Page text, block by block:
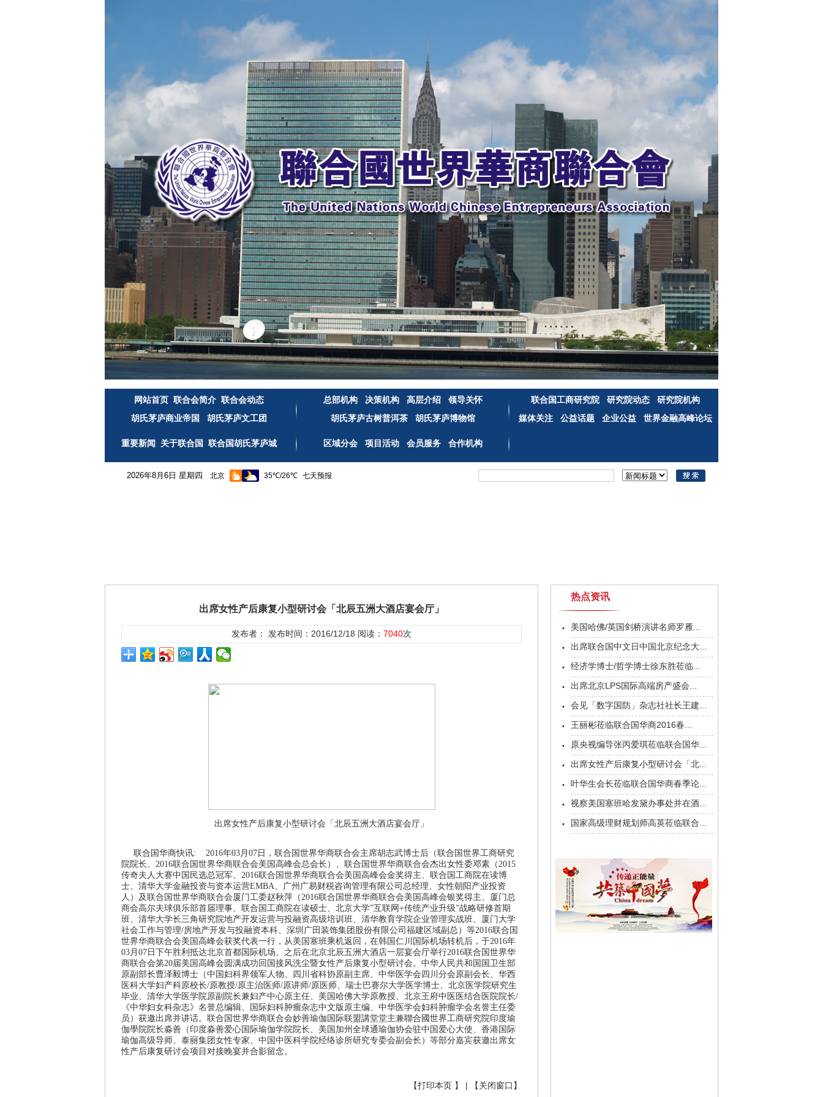
网站首页 联合会简介 联合会动态 总部机构 决策机构 高层介绍 领导关怀 联合国工商研究院 研究院动态
研究院机构
胡氏茅庐商业帝国
胡氏茅庐文工团 胡氏茅庐古树普洱茶 胡氏茅庐博物馆 媒体关注 公益话题 企业公益 世界金融高峰论坛
重要新闻 关于联合国 联合国胡氏茅庐城 区域分会 项目活动 会员服务 合作机构
2026年8月6日 星期四
出席女性产后康复小型研讨会「北辰五洲大酒店宴会厅」
发布者： 发布时间：2016/12/18 阅读： 7040次
出席女性产后康复小型研讨会「北辰五洲大酒店宴会厅」
联合国华商快讯: 2016年03月07日，联合国世界华商联合会主席胡志武博士后（联合国世界工商研究
院院长、2016联合国世界华商联合会美国高峰会总会长）、联合国世界华商联合会杰出女性委邓素（2015
传奇夫人大赛中国民选总冠军、2016联合国世界华商联合会美国高峰会金奖得主、联合国工商院在读博
士、清华大学金融投资与资本运营EMBA、广州广易财税咨询管理有限公司总经理、女性朝阳产业投资
人）及联合国世界华商联合会厦门工委赵秋萍（2016联合国世界华商联合会美国高峰会银奖得主、厦门总
商会高尔夫球俱乐部首届理事、联合国工商院在读硕士、北京大学”互联网+传统产业升级”战略研修首期
班、清华大学长三角研究院地产开发运营与投融资高级培训班、清华教育学院企业管理实战班、厦门大学
社会工作与管理/房地产开发与投融资本科、深圳广田装饰集团股份有限公司福建区域副总）等2016联合国
世界华商联合会美国高峰会获奖代表一行，从美国塞班乘机返回，在韩国仁川国际机场转机后，于2016年
03月07日下午胜利抵达北京首都国际机场。之后在北京北辰五洲大酒店一层宴会厅举行2016联合国世界华
商联合会第20届美国高峰会圆满成功回国接风洗尘暨女性产后康复小型研讨会。中华人民共和国国卫生部
原副部长曹泽毅博士（中国妇科界领军人物、四川省科协原副主席、中华医学会四川分会原副会长、华西
医科大学妇产科原校长/原教授/原主治医师/原讲师/原医师、瑞士巴赛尔大学医学博士、北京医学院研究生
毕业、清华大学医学院原副院长兼妇产中心原主任、美国哈佛大学原教授、北京王府中医医结合医院院长/
《中华妇女科杂志》名誉总编辑、国际妇科肿瘤杂志中文版原主编、中华医学会妇科肿瘤学会名誉主任委
员）获邀出席并讲话。联合国世界华商联合会妙善瑜伽国际联盟講堂堂主兼聯合國世界工商研究院印度瑜
伽學院院长淼善（印度淼善爱心国际瑜伽学院院长、美国加州全球通瑜伽协会驻中国爱心大使、香港国际
瑜伽高级导师、泰丽集团女性专家、中国中医科学院经络诊所研究专委会副会长）等部分嘉宾获邀出席女
性产后康复研讨会项目对接晚宴并合影留念。
【打印本页 】 | 【关闭窗口 】
热点资讯
美国哈佛/英国剑桥演讲名师罗雁...
出席联合国中文日中国北京纪念大...
经济学博士/哲学博士徐东胜莅临...
出席北京LPS国际高端房产盛会...
会见「数字国防」杂志社社长王建...
王丽彬莅临联合国华商2016春...
原央视编导张丙爱琪莅临联合国华...
出席女性产后康复小型研讨会「北...
叶华生会长莅临联合国华商春季论...
视察美国塞班哈发黛办事处并在酒...
国家高级理财规划师高英莅临联合...